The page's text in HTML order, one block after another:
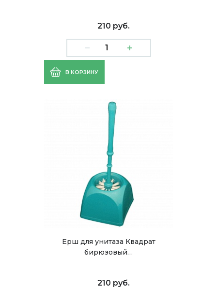
210 руб.
В КОРЗИНУ
Ерш для унитаза Квадрат
бирюзовый…
210 руб.